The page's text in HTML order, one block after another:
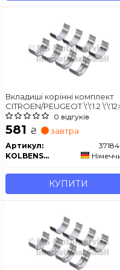
Вкладиші корінні комплект
CITROEN/PEUGEOT \'\'1.2
0 відгуків
581 ₴ завтра
Артикул:
KOLBENSCHMIDT
КУПИТИ